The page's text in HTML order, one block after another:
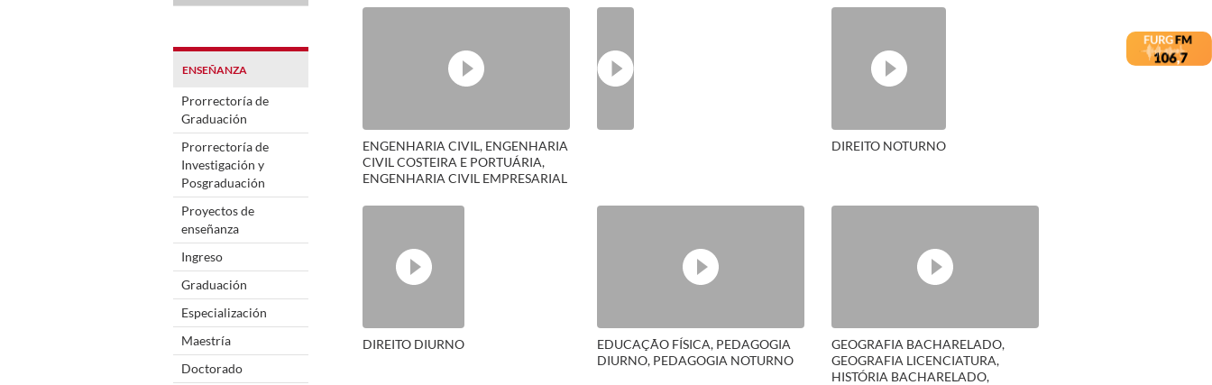
ENSEÑANZA
Prorrectoría de
Graduación
Prorrectoría de
Investigación y
Posgraduación
Proyectos de
enseñanza
Ingreso
Graduación
Especialización
Maestría
Doctorado
ENGENHARIA CIVIL, ENGENHARIA
CIVIL COSTEIRA E PORTUÁRIA,
ENGENHARIA CIVIL EMPRESARIAL
DIREITO NOTURNO
DIREITO DIURNO
EDUCAÇÃO FÍSICA, PEDAGOGIA
DIURNO, PEDAGOGIA NOTURNO
GEOGRAFIA BACHARELADO,
GEOGRAFIA LICENCIATURA,
HISTÓRIA BACHARELADO,